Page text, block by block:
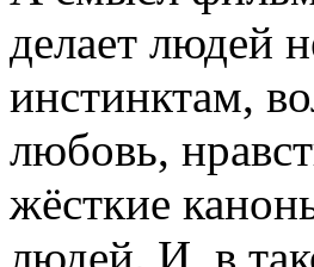
делает людей
инстинктам,
любовь,
жёсткие
людей. И, в